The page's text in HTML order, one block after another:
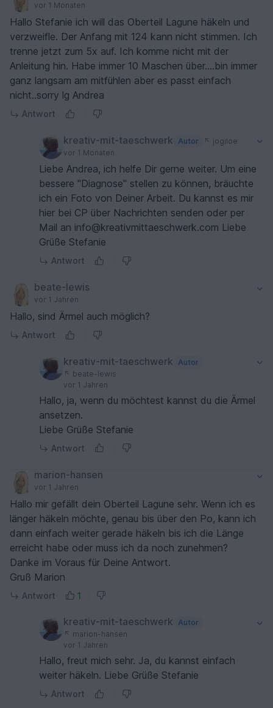
vor 1 Monaten
Hallo Stefanie ich will das Oberteil Lagune häkeln und
verzweifle. Der Anfang mit 124 kann nicht stimmen. Ich
trenne jetzt zum 5x auf. Ich komme nicht mit der
Anleitung hin. Habe immer 10 Maschen über....bin immer
ganz langsam am mitfühlen aber es passt einfach
nicht..sorry lg Andrea
Antwort
kreativ-mit-taeschwerk Autor
jogiloe
vor 1 Monaten
Liebe Andrea, ich helfe Dir gerne weiter. Um eine
bessere "Diagnose" stellen zu können, bräuchte
ich ein Foto von Deiner Arbeit. Du kannst es mir
hier bei CP über Nachrichten senden oder per
Mail an info@kreativmittaeschwerk.com Liebe
Grüße Stefanie
Antwort
beate-lewis
vor 1 Jahren
Hallo, sind Ärmel auch möglich?
Antwort
kreativ-mit-taeschwerk
Autor
beate-lewis
vor 1 Jahren
Hallo, ja, wenn du möchtest kannst du die Ärmel
ansetzen.
Liebe Grüße Stefanie
Antwort
marion-hansen
vor 1 Jahren
Hallo mir gefällt dein Oberteil Lagune sehr. Wenn ich es
länger häkeln möchte, genau bis über den Po, kann ich
dann einfach weiter gerade häkeln bis ich die Länge
erreicht habe oder muss ich da noch zunehmen?
Danke im Voraus für Deine Antwort.
Gruß Marion
Antwort 1
kreativ-mit-taeschwerk
Autor
marion-hansen
vor 1 Jahren
Hallo, freut mich sehr. Ja, du kannst einfach
weiter häkeln. Liebe Grüße Stefanie
Antwort